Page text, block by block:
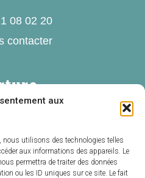
aux
nous utilisons des technologies telles
aux informations des appareils. Le
permettra de traiter des données
ou les ID uniques sur ce site. Le fait
08 02 20
contacter
:10h – 12h
& 14h – 16h30